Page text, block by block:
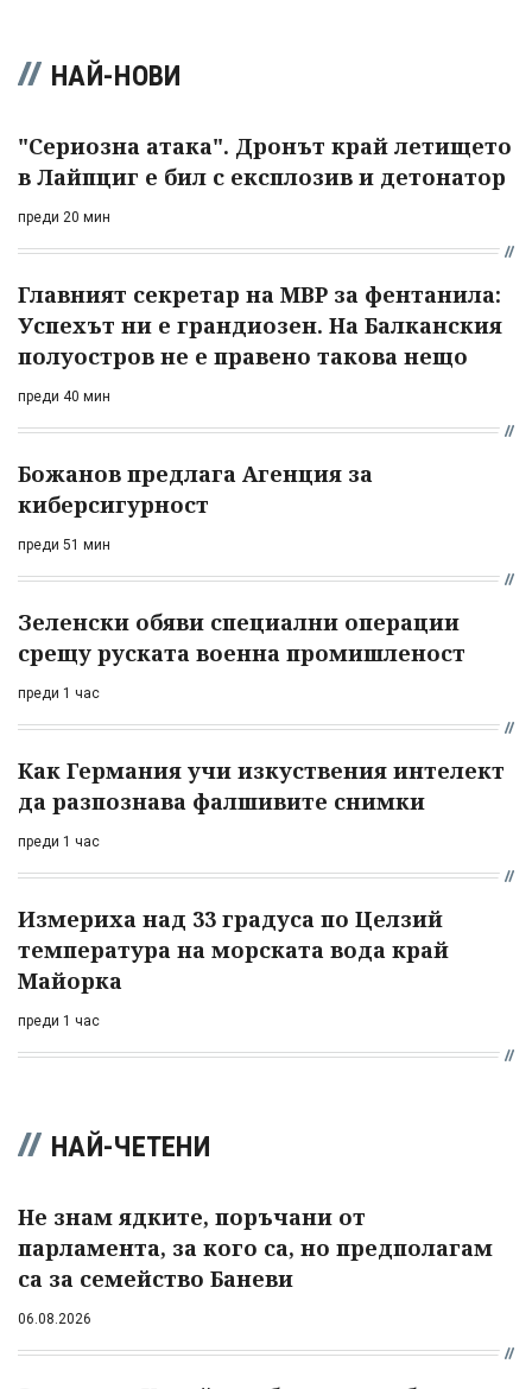
НАЙ-НОВИ
"Сериозна атака". Дронът край летището
в Лайпциг е бил с експлозив и детонатор
преди 20 мин
Главният секретар на МВР за фентанила:
Успехът ни е грандиозен. На Балканския
полуостров не е правено такова нещо
преди 40 мин
Божанов предлага Агенция за
киберсигурност
преди 51 мин
Зеленски обяви специални операции
срещу руската военна промишленост
преди 1 час
Как Германия учи изкуствения интелект
да разпознава фалшивите снимки
преди 1 час
Измериха над 33 градуса по Целзий
температура на морската вода край
Майорка
преди 1 час
НАЙ-ЧЕТЕНИ
Не знам ядките, поръчани от
парламента, за кого са, но предполагам
са за семейство Баневи
06.08.2026